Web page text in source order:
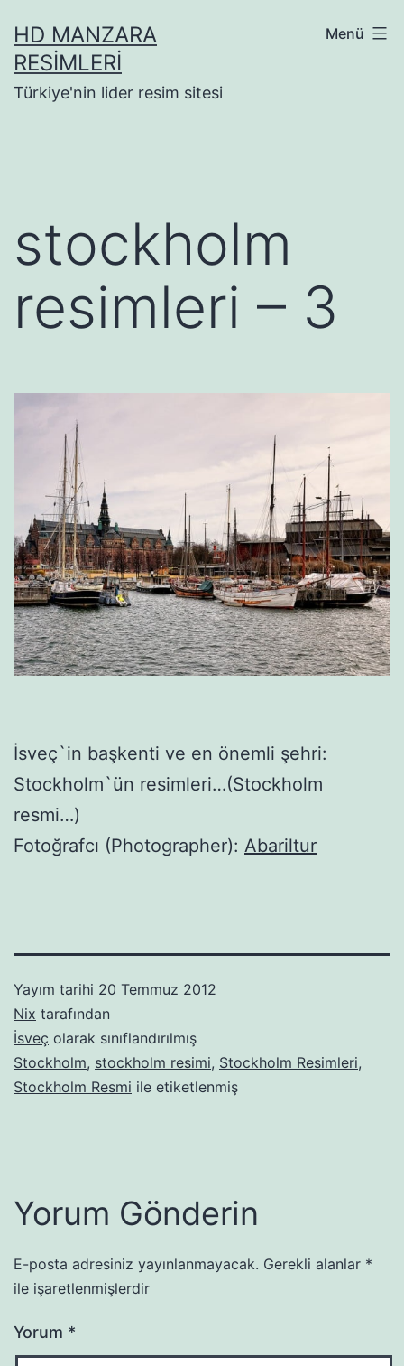
geçHD MANZARA
RESIMLERI
Türkiye'nin lider resim sitesi
Menü
stockholm
resimleri – 3
İsveç`in başkenti ve en önemli şehri:
Stockholm`ün resimleri…(Stockholm
resmi…)
Fotoğrafcı (Photographer): Abariltur
Yayım tarihi 20 Temmuz 2012
Nix tarafından
İsveç olarak sınıflandırılmış
Stockholm, stockholm resimi, Stockholm Resimleri,
Stockholm Resmi ile etiketlenmiş
Yorum Gönderin
E-posta adresiniz yayınlanmayacak. Gerekli alanlar *
ile işaretlenmişlerdir
Yorum *